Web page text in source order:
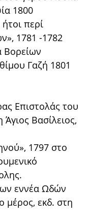
1800
περί
1781 -1782
Βορείων
Γαζή 1801
Επιστολάς του
Βασίλειος,
1797 στο
εννέα Ωδών
μέρος, εκδ. στη